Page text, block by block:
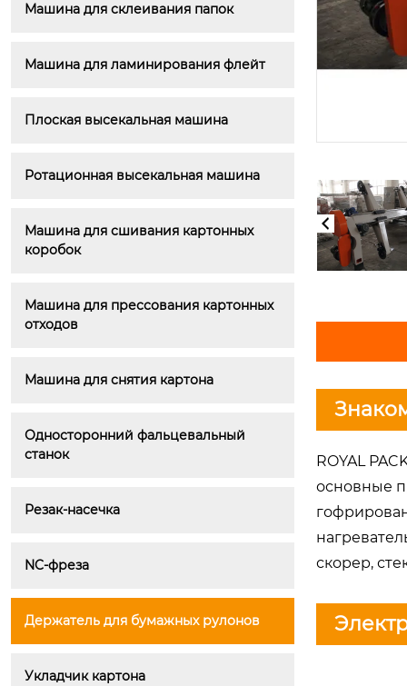
Машина для склеивания папок
Машина для ламинирования флейт
Плоская высекальная машина
Ротационная высекальная машина
Машина для сшивания картонных
коробок
Машина для прессования картонных
отходов
Машина для снятия картона
Односторонний фальцевальный
станок
Резак-насечка
NC-фреза
Держатель для бумажных рулонов
Укладчик картона
ROYAL
основные
скорер,